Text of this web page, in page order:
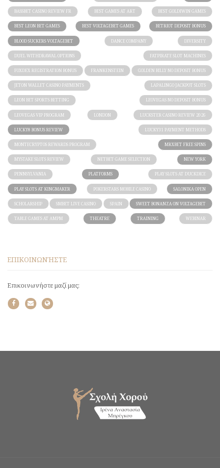
BASSBET CASINO REVIEW FR BEST GAMES AT ART BEST GOLDIWIN GAMES
BEST LEON BET GAMES BEST VOLTAGEBET GAMES BETRIOT DEPOSIT BONUS
BLOOD SUCKERS VOLTAGEBET DANCE COMPANY DIVERSITY
DUEL WITHDRAWAL OPTIONS FATPIRATE SLOT MACHINES
FOXDEX REGISTRATION BONUS FRANKENSTEIN GOLDEN BILLY NO DEPOSIT BONUS
JETON WALLET CASINO PAYMENTS LAPALINGO JACKPOT SLOTS
LEON BET SPORTS BETTING LEOVEGAS NO DEPOSIT BONUS
LEOVEGAS VIP PROGRAM LONDON LUCKSTER CASINO REVIEW 2026
LUCKY8 BONUS REVIEW LUCKY31 PAYMENT METHODS
MONTECRYPTOS REWARDS PROGRAM MRXBET FREE SPINS
MYSTAKE SLOTS REVIEW NETBET GAME SELECTION NEW YORK
PENNSYLVANIA PLATFORMS PLAY SLOTS AT DUCKDICE
PLAY SLOTS AT KINGMAKER POKERSTARS MOBILE CASINO SALONIKA OPEN
SCHOLARSHIP SMBET LIVE CASINO SPAIN SWEET BONANZA ON VOLTAGEBET
TABLE GAMES AT AMPM THEATRE TRAINING WEBINAR
ΕΠΙΚΟΙΝΩΝΉΣΤΕ
Επικοινωνήστε μαζί μας: